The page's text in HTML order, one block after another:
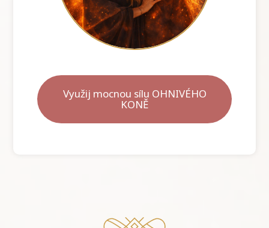
Využij mocnou sílu OHNIVÉHO
KONĚ